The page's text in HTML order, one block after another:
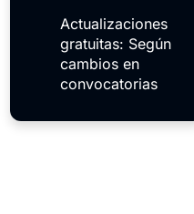
Actualizaciones
gratuitas: Según
cambios en
convocatorias